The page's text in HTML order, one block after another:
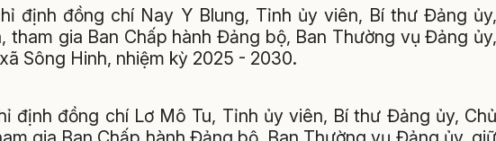
định đồng chí Nay Y Blung, Tỉnh ủy viên, Bí thư Đảng ủy,
tham gia Ban Chấp hành Đảng bộ, Ban Thường vụ Đảng ủy,
Sông Hinh, nhiệm kỳ 2025 - 2030.
định đồng chí Lơ Mô Tu, Tỉnh ủy viên, Bí thư Đảng ủy, Chủ